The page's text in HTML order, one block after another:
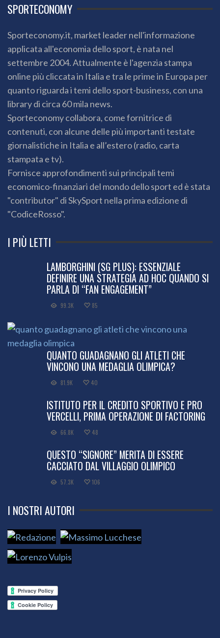
SPORTECONOMY
Sporteconomy.it, market leader nell'informazione
applicata all'economia dello sport, è nata nel
settembre 2004. Attualmente è l'agenzia stampa
online più cliccata in Italia e tra le prime in Europa per
quanto riguarda i temi dello sport-business, con una
library di circa 60 mila news.
Sporteconomy collabora, come fornitrice di
contenuti, con alcune delle più importanti testate
giornalistiche in Italia e all’estero (radio, carta
stampata e tv).
Fornisce approfondimenti sui principali temi
economico-finanziari del mondo dello sport ed è stata
"contributor" di SkySport nella prima edizione di
"CodiceRosso".
I PIÙ LETTI
LAMBORGHINI (SG PLUS): ESSENZIALE
DEFINIRE UNA STRATEGIA AD HOC QUANDO SI
PARLA DI “FAN ENGAGEMENT”
99.3K 85
QUANTO GUADAGNANO GLI ATLETI CHE
VINCONO UNA MEDAGLIA OLIMPICA?
81.9K 40
ISTITUTO PER IL CREDITO SPORTIVO E PRO
VERCELLI, PRIMA OPERAZIONE DI FACTORING
66.8K 48
QUESTO “SIGNORE” MERITA DI ESSERE
CACCIATO DAL VILLAGGIO OLIMPICO
57.3K 106
I NOSTRI AUTORI